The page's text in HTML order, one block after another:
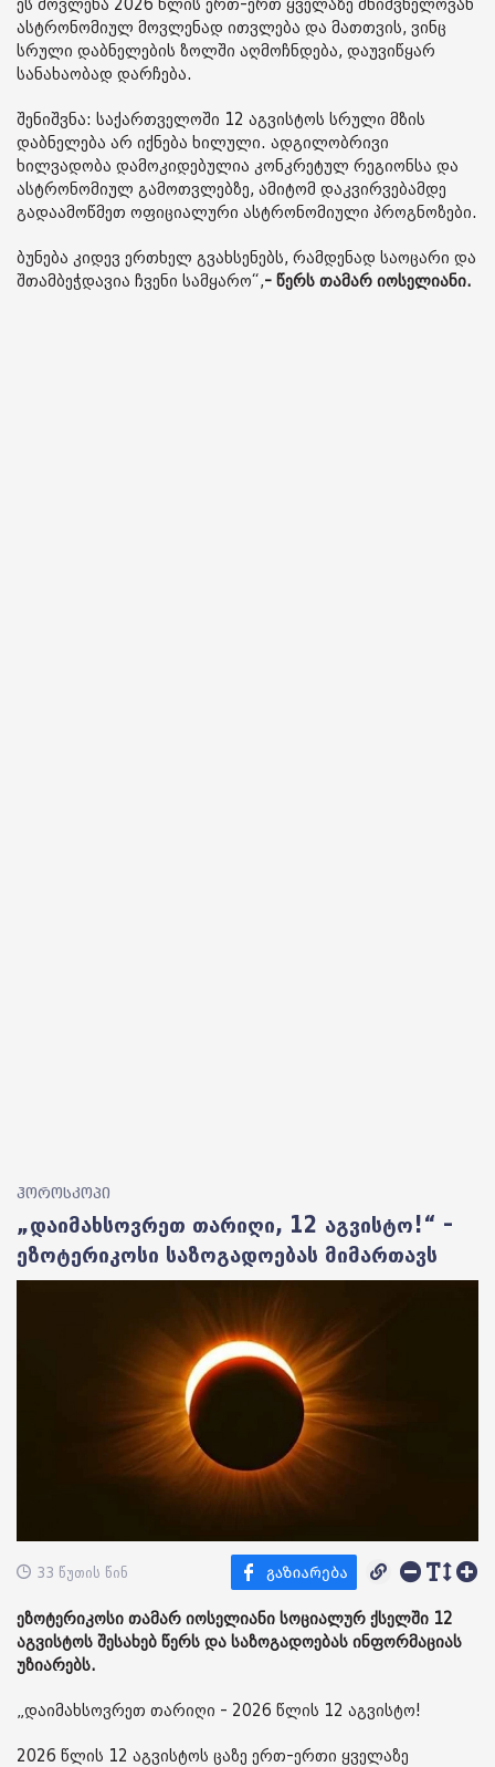
ეს მოვლენა 2026 წლის ერთ-ერთ ყველაზე მნიშვნელოვან
ასტრონომიულ მოვლენად ითვლება და მათთვის, ვინც
სრული დაბნელების ზოლში აღმოჩნდება, დაუვიწყარ
სანახაობად დარჩება.
შენიშვნა: საქართველოში 12 აგვისტოს სრული მზის
დაბნელება არ იქნება ხილული. ადგილობრივი
ხილვადობა დამოკიდებულია კონკრეტულ რეგიონსა და
ასტრონომიულ გამოთვლებზე, ამიტომ დაკვირვებამდე
გადაამოწმეთ ოფიციალური ასტრონომიული პროგნოზები.
ბუნება კიდევ ერთხელ გვახსენებს, რამდენად საოცარი და
შთამბეჭდავია ჩვენი სამყარო“,- წერს თამარ იოსელიანი.
ჰოროსკოპი
„დაიმახსოვრეთ თარიღი, 12 აგვისტო!“ –
ეზოტერიკოსი საზოგადოებას მიმართავს
33 წუთის წინ
ეზოტერიკოსი თამარ იოსელიანი სოციალურ ქსელში 12
აგვისტოს შესახებ წერს და საზოგადოებას ინფორმაციას
უზიარებს.
„დაიმახსოვრეთ თარიღი - 2026 წლის 12 აგვისტო!
2026 წლის 12 აგვისტოს ცაზე ერთ-ერთი ყველაზე